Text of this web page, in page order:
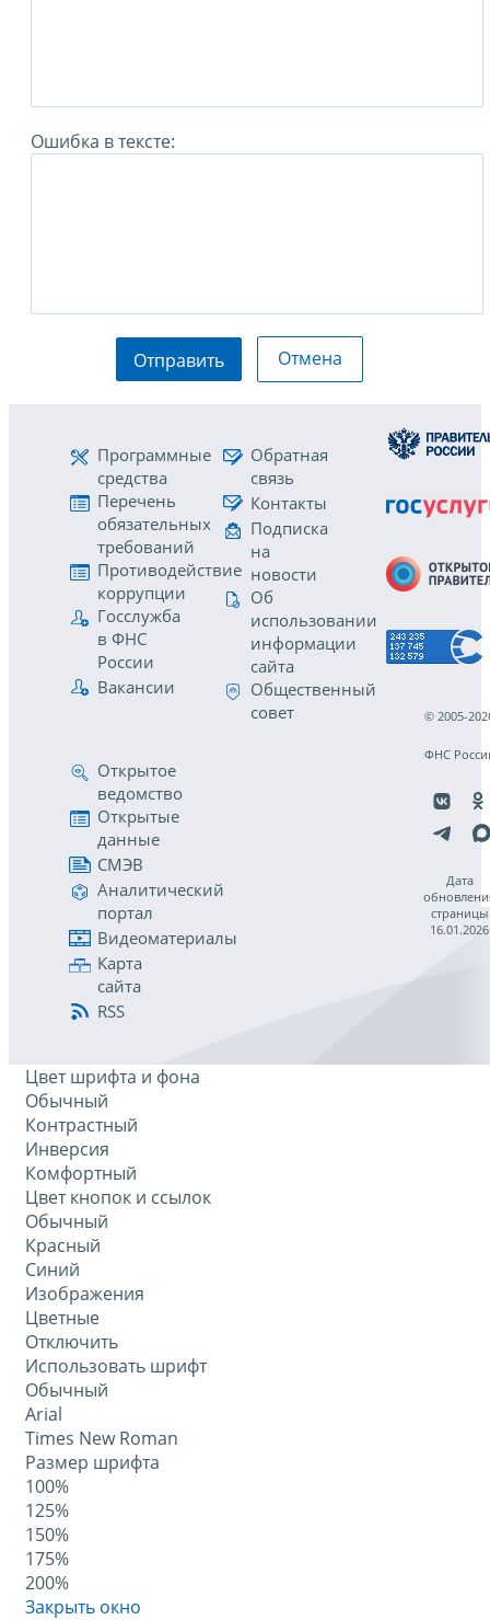
Ошибка в тексте:
Отправить Отмена
Программные
средства
Перечень
обязательных
требований
Противодействие
коррупции
Госслужба
в ФНС
России
Вакансии
Обратная
связь
Контакты
Подписка
на
новости
Об
использовании
информации
сайта
Общественный
совет
Открытое
ведомство
Открытые
данные
СМЭВ
Аналитический
портал
Видеоматериалы
Карта
сайта
RSS
© 2005-
ФНС
Дата
страницы
16.01.2026
Цвет шрифта и фона
Обычный
Контрастный
Инверсия
Комфортный
Цвет кнопок и ссылок
Обычный
Красный
Синий
Изображения
Цветные
Отключить
Использовать шрифт
Обычный
Arial
Times New Roman
Размер шрифта
100%
125%
150%
175%
200%
Закрыть окно